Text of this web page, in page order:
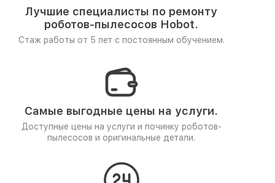
Лучшие специалисты по ремонту
роботов-пылесосов Hobot.
Стаж работы от 5 лет с постоянным обучением.
Самые выгодные цены на услуги.
Доступные цены на услуги и починку роботов-
пылесосов и оригинальные детали.